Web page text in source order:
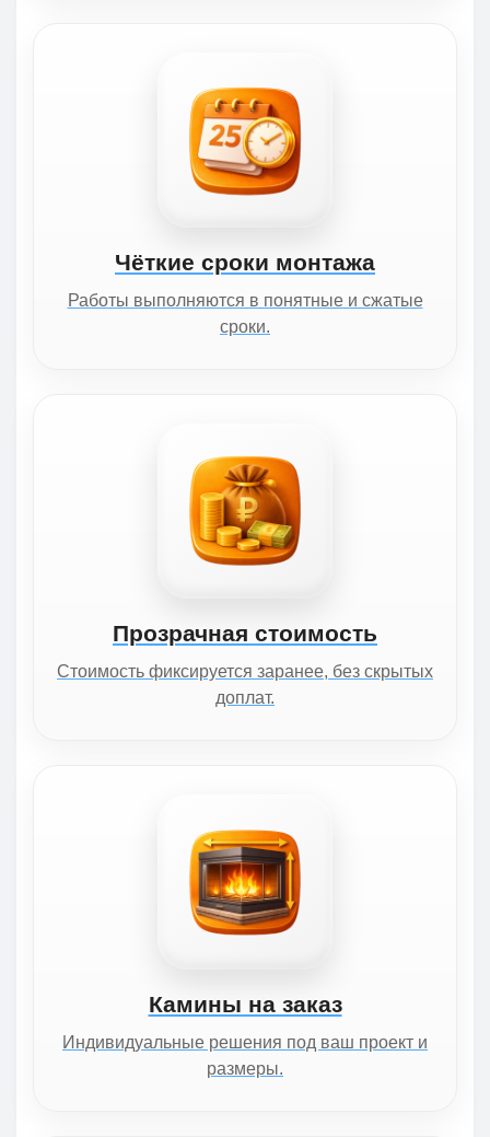
Чёткие сроки монтажа
Работы выполняются в понятные и сжатые
сроки.
Прозрачная стоимость
Стоимость фиксируется заранее, без скрытых
доплат.
Камины на заказ
Индивидуальные решения под ваш проект и
размеры.